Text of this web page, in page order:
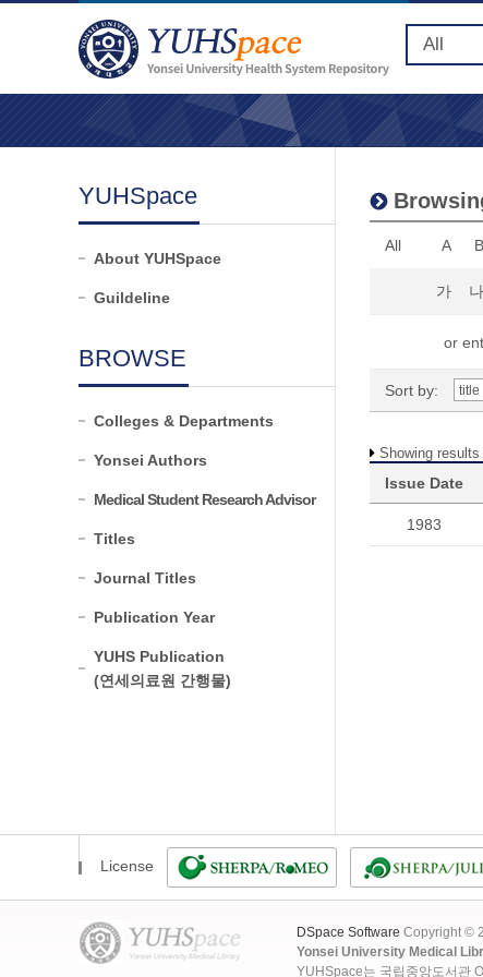
YUHSpace
About YUHSpace
Guildeline
BROWSE
Colleges & Departments
Yonsei Authors
Medical Student Research Advisor
Titles
Journal Titles
Publication Year
YUHS Publication
(연세의료원 간행물)
All A B
가 나
or
Sort by:
Showing
Issue Date
1983
License
DSpace Software Copyright ©
Yonsei University Medical
YUHSpace는 국립중앙도서관